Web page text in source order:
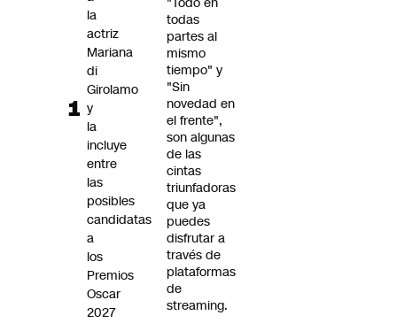
todas
partes al
mismo
tiempo" y
"Sin
novedad en
el frente",
son algunas
de las
cintas
triunfadoras
que ya
puedes
disfrutar a
través de
plataformas
de
streaming.
la
actriz
Mariana
di
Girolamo
y
la
incluye
entre
las
posibles
candidatas
a
los
Premios
Oscar
2027